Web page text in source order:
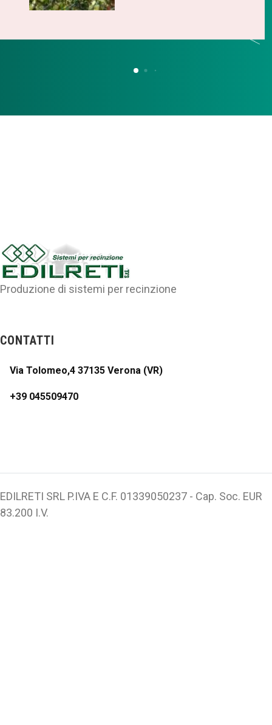
Produzione di sistemi per recinzione
CONTATTI
Via Tolomeo,4 37135 Verona (VR)
+39 045509470
EDILRETI SRL P.IVA E C.F. 01339050237 - Cap. Soc. EUR
83.200 I.V.